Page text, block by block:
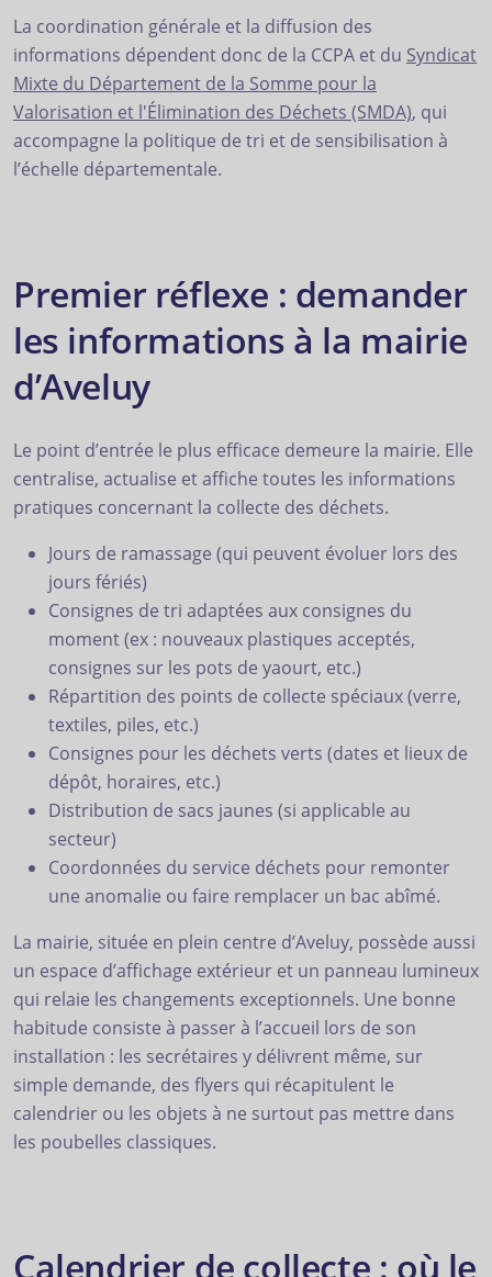
La coordination générale et la diffusion des
informations dépendent donc de la CCPA et du Syndicat
Mixte du Département de la Somme pour la
Valorisation et l'Élimination des Déchets (SMDA), qui
accompagne la politique de tri et de sensibilisation à
l’échelle départementale.
Premier réflexe : demander
les informations à la mairie
d’Aveluy
Le point d’entrée le plus efficace demeure la mairie. Elle
centralise, actualise et affiche toutes les informations
pratiques concernant la collecte des déchets.
Jours de ramassage (qui peuvent évoluer lors des
jours fériés)
Consignes de tri adaptées aux consignes du
moment (ex : nouveaux plastiques acceptés,
consignes sur les pots de yaourt, etc.)
Répartition des points de collecte spéciaux (verre,
textiles, piles, etc.)
Consignes pour les déchets verts (dates et lieux de
dépôt, horaires, etc.)
Distribution de sacs jaunes (si applicable au
secteur)
Coordonnées du service déchets pour remonter
une anomalie ou faire remplacer un bac abîmé.
La mairie, située en plein centre d’Aveluy, possède aussi
un espace d’affichage extérieur et un panneau lumineux
qui relaie les changements exceptionnels. Une bonne
habitude consiste à passer à l’accueil lors de son
installation : les secrétaires y délivrent même, sur
simple demande, des flyers qui récapitulent le
calendrier ou les objets à ne surtout pas mettre dans
les poubelles classiques.
Calendrier de collecte : où le